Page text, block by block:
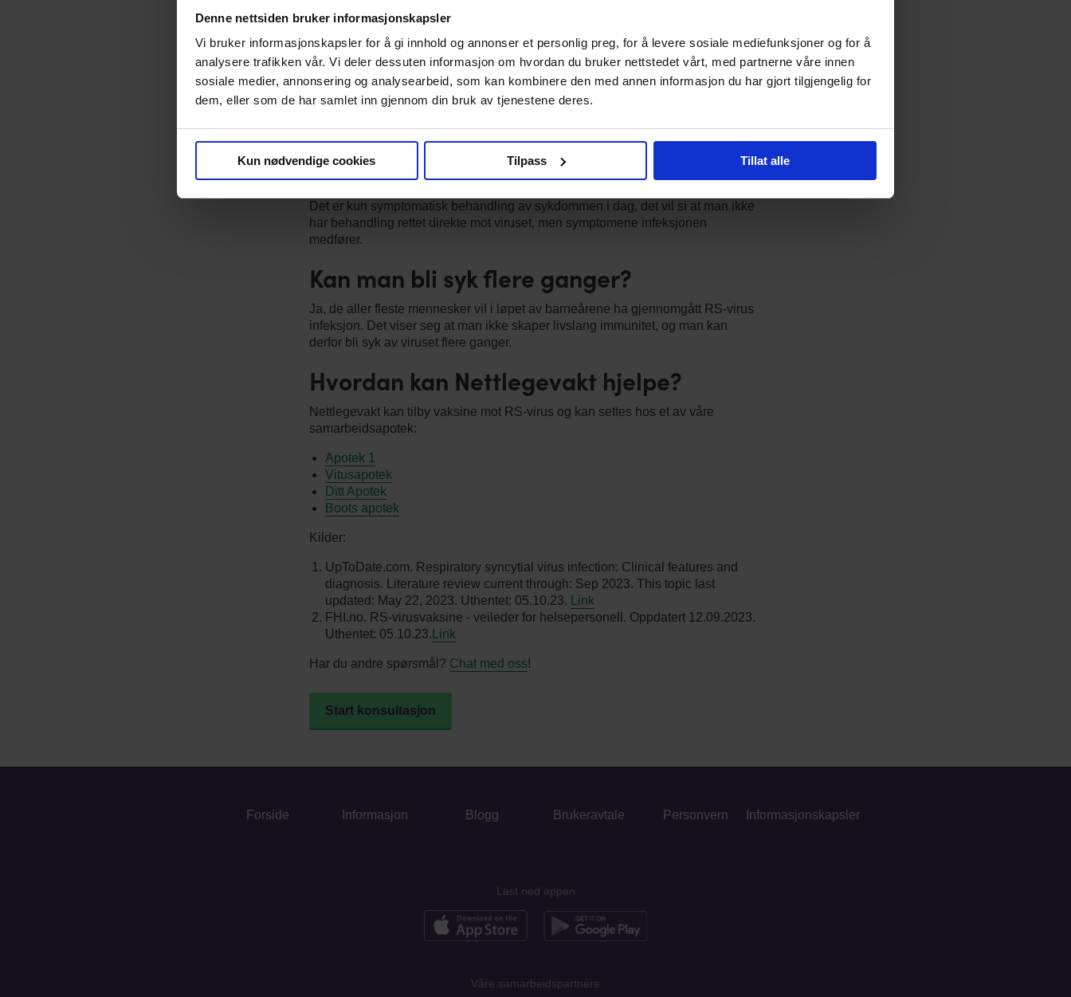
Denne nettsiden bruker informasjonskapsler
Vi bruker informasjonskapsler for å gi innhold og annonser et personlig preg, for å levere sosiale mediefunksjoner og for å
analysere trafikken vår. Vi deler dessuten informasjon om hvordan du bruker nettstedet vårt, med partnerne våre innen
sosiale medier, annonsering og analysearbeid, som kan kombinere den med annen informasjon du har gjort tilgjengelig for
dem, eller som de har samlet inn gjennom din bruk av tjenestene deres.
Kun nødvendige cookies Tilpass Tillat alle
Forebygging av infeksjon
God håndhygiene er et svært viktig tiltak for å hindre smitte.
Utover dette kan utsatte barn, spesielt under 2 år, behandles med monoklonalt
antistoff (palivizumab).
Behandling
Det er kun symptomatisk behandling av sykdommen i dag, det vil si at man ikke
har behandling rettet direkte mot viruset, men symptomene infeksjonen
medfører.
Kan man bli syk flere ganger?
Ja, de aller fleste mennesker vil i løpet av barneårene ha gjennomgått RS-virus
infeksjon. Det viser seg at man ikke skaper livslang immunitet, og man kan
derfor bli syk av viruset flere ganger.
Hvordan kan Nettlegevakt hjelpe?
Nettlegevakt kan tilby vaksine mot RS-virus og kan settes hos et av våre
samarbeidsapotek:
Apotek 1
Vitusapotek
Ditt Apotek
Boots apotek
Kilder:
UpToDate.com. Respiratory syncytial virus infection: Clinical features and
diagnosis. Literature review current through: Sep 2023. This topic last
updated: May 22, 2023. Uthentet: 05.10.23.
Link
FHI.no. RS-virusvaksine - veileder for helsepersonell. Oppdatert 12.09.2023.
Uthentet: 05.10.23. Link
Har du andre spørsmål? Chat med oss!
Start konsultasjon
Forside Informasjon Blogg Brukeravtale Personvern Informasjonskapsler
Last ned appen
Våre samarbeidspartnere